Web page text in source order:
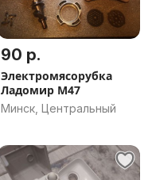
90 р.
Электромясорубка
Ладомир М47
Минск, Центральный